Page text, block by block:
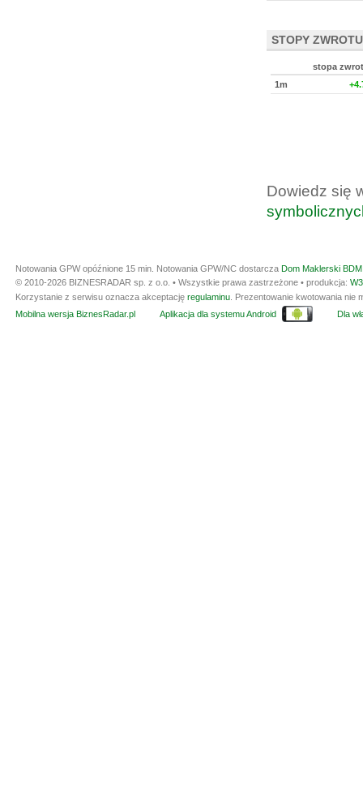
STOPY ZWROTU
stopa
1m
Dowiedz się
Notowania GPW opóźnione 15 min. Notowania GPW/NC dostarcza Dom Maklerski
© 2010-2026 BIZNESRADAR sp. z o.o. • Wszystkie prawa zastrzeżone • produkcja:
Korzystanie z serwisu oznacza akceptację regulaminu . Prezentowanie kwotowania
Mobilna wersja BiznesRadar.pl
Aplikacja dla systemu Android Dla